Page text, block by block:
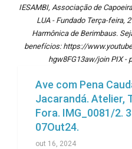
IESAMBI, Associação de
LUA - Fundado Terça-feira,
Harmônica de Berimbaus.
benefícios: https://
hgw8FG13aw/join PIX -
Ave com Pena
Jacarandá. Atelier,
Fora. IMG_0081/2.
07Out24.
out 16, 2024